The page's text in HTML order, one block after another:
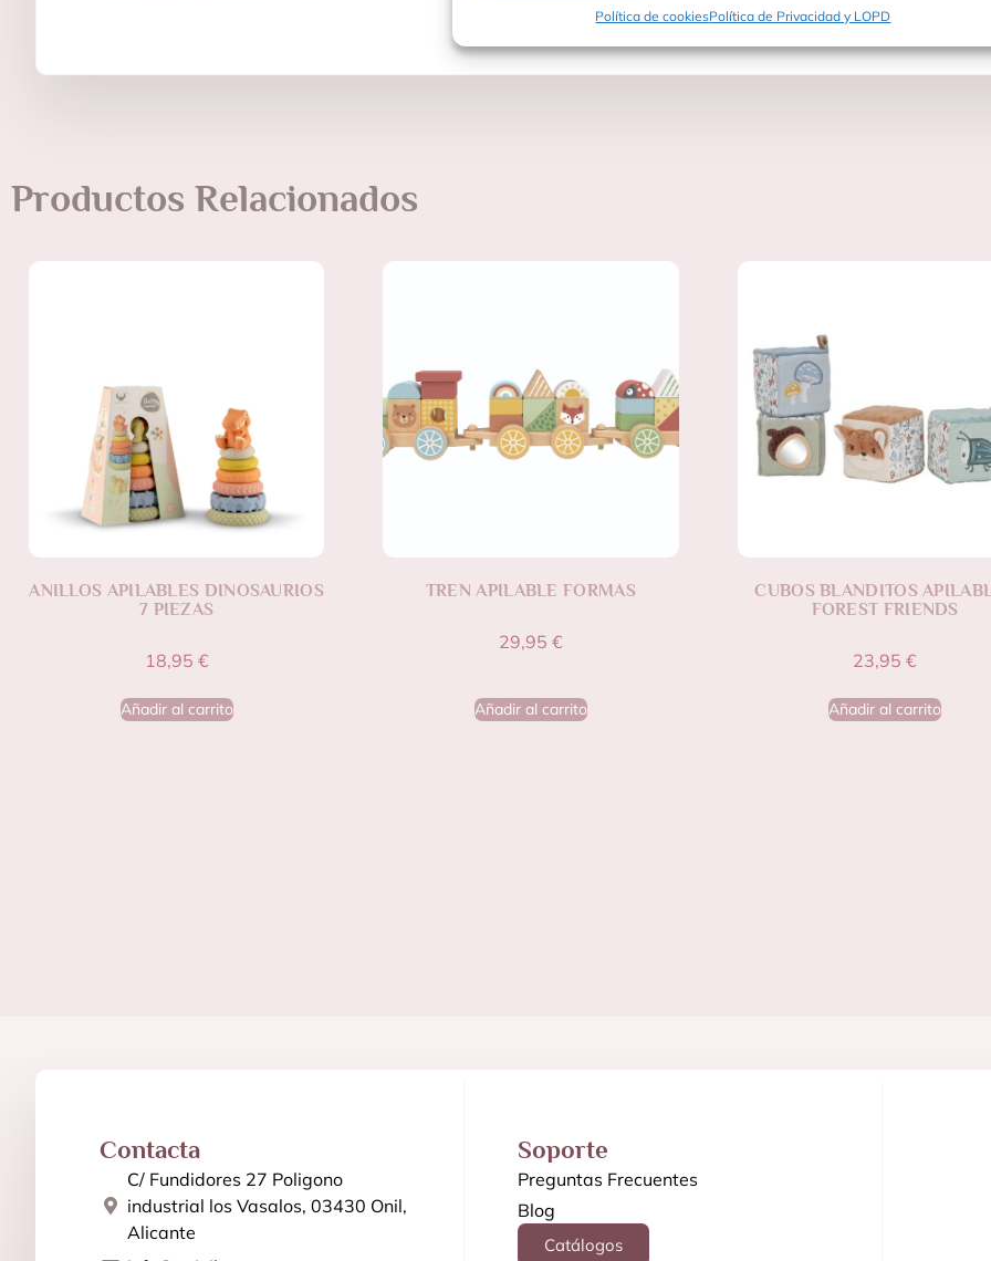
Política de cookiesPolítica de Privacidad y LOPD
Productos Relacionados
ANILLOS APILABLES DINOSAURIOS
7 PIEZAS
18,95 €
Añadir al carrito
TREN APILABLE FORMAS
29,95 €
Añadir al carrito
CUBOS BLANDITOS
FOREST FRIENDS
23,95€
Añadir al carrito
Contacta
C/ Fundidores 27 Poligono
industrial los Vasalos, 03430 Onil,
Alicante
Soporte
Preguntas Frecuentes
Blog
Catálogos